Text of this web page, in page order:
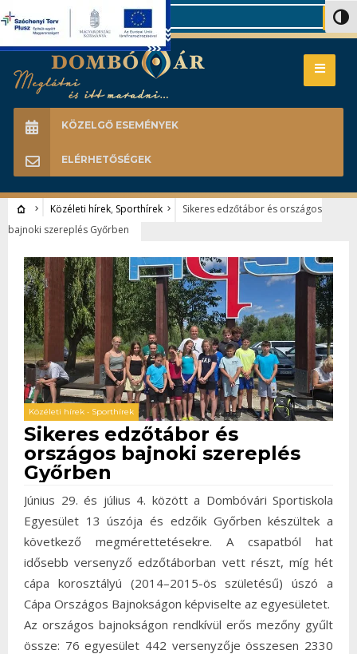
Search
KÖZELGŐ ESEMÉNYEK
ELÉRHETŐSÉGEK
Közéleti hírek, Sporthírek
Sikeres edzőtábor és országos
bajnoki szereplés Győrben
Közéleti hírek • Sporthírek
Sikeres edzőtábor és
országos bajnoki szereplés
Győrben
Június 29. és július 4. között a Dombóvári Sportiskola
Egyesület 13 úszója és edzőik Győrben készültek a
következő megmérettetésekre. A csapatból hat
idősebb versenyző edzőtáborban vett részt, míg hét
cápa korosztályú (2014–2015-ös születésű) úszó a
Cápa Országos Bajnokságon képviselte az egyesületet.
Az országos bajnokságon rendkívül erős mezőny gyűlt
össze: 76 egyesület 442 versenyzője összesen 2330